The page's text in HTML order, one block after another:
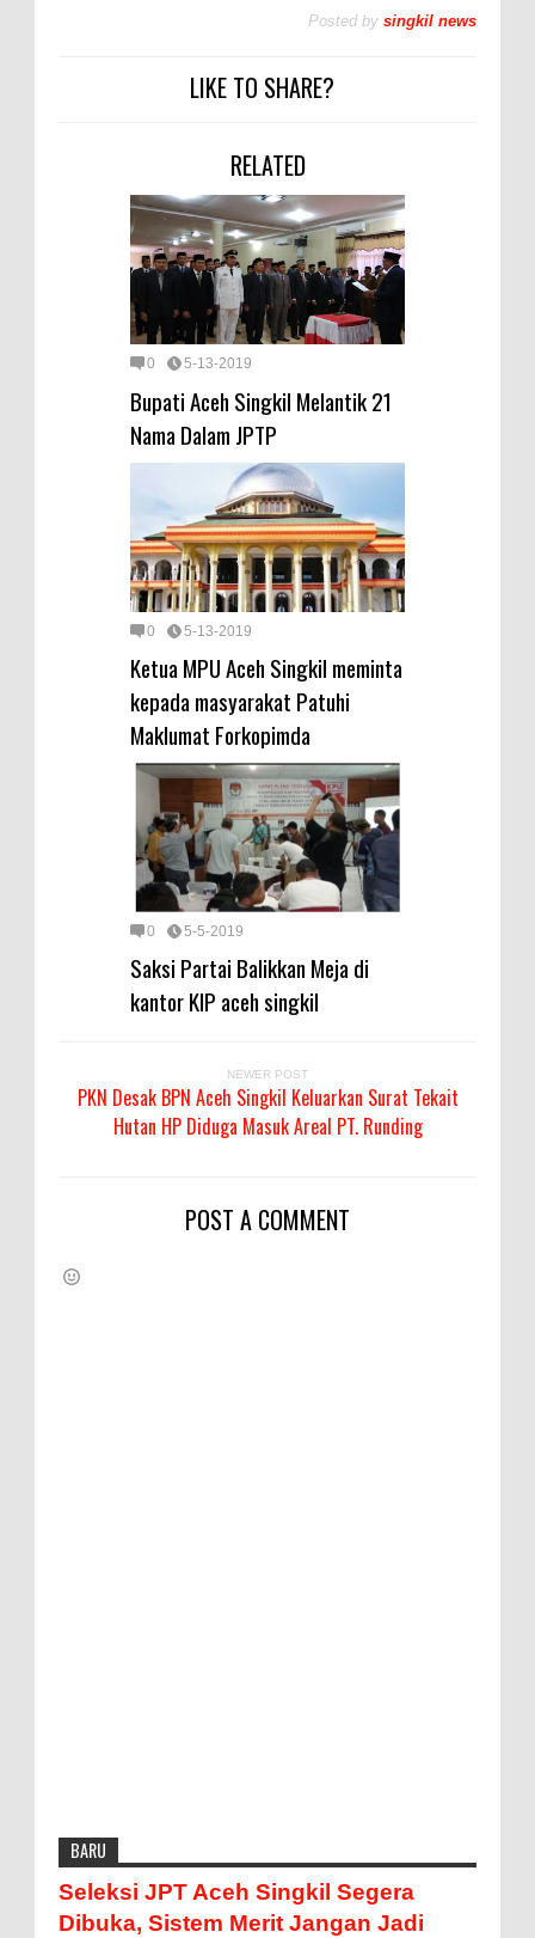
Posted by singkil news
LIKE TO SHARE?
RELATED
0 5-13-2019
Bupati Aceh Singkil Melantik 21
Nama Dalam JPTP
0 5-13-2019
Ketua MPU Aceh Singkil meminta
kepada masyarakat Patuhi
Maklumat Forkopimda
0 5-5-2019
Saksi Partai Balikkan Meja di
kantor KIP aceh singkil
NEWER POST
PKN Desak BPN Aceh Singkil Keluarkan Surat Tekait
Hutan HP Diduga Masuk Areal PT. Runding
POST A COMMENT
BARU
Seleksi JPT Aceh Singkil Segera
Dibuka, Sistem Merit Jangan Jadi